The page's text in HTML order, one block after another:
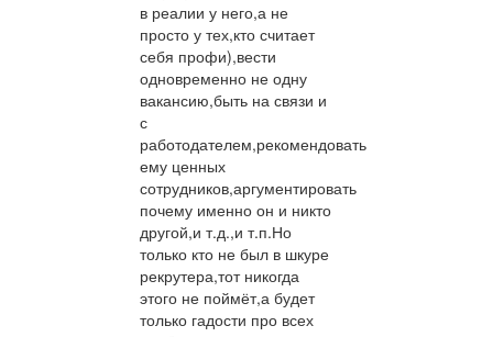
в реалии у него,а не
просто у тех,кто считает
себя профи),вести
одновременно не одну
вакансию,быть на связи и
с
работодателем,рекомендовать
ему ценных
сотрудников,аргументировать
почему именно он и никто
другой,и т.д.,и т.п.Но
только кто не был в шкуре
рекрутера,тот никогда
этого не поймёт,а будет
только гадости про всех